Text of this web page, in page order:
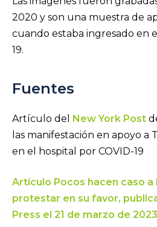
2020 y son una muestra de
cuando estaba ingresado en
19.
Fuentes
Artículo del New York Post
las manifestación en apoyo a
en el hospital por COVID-19
Artículo Pocos hacen caso
protestar en su favor,
Press el 21 de marzo de 2023